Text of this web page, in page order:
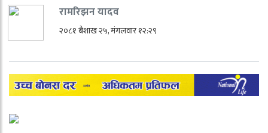
रामरिझन यादव
२०८१ बैशाख २५, मंगलवार १२:२९